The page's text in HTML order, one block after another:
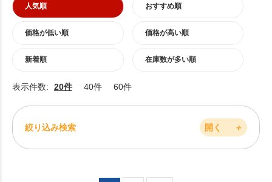
人気順 おすすめ順
価格が低い順 価格が高い順
新着順 在庫数が多い順
表示件数: 20件 40件 60件
絞り込み検索 開く ＋